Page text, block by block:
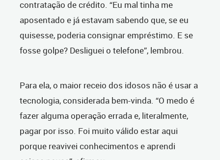
contratação de crédito. “Eu mal tinha me
aposentado e já estavam sabendo que, se eu
quisesse, poderia consignar empréstimo. E se
fosse golpe? Desliguei o telefone”, lembrou.
Para ela, o maior receio dos idosos não é usar a
tecnologia, considerada bem-vinda. “O medo é
fazer alguma operação errada e, literalmente,
pagar por isso. Foi muito válido estar aqui
porque reavivei conhecimentos e aprendi